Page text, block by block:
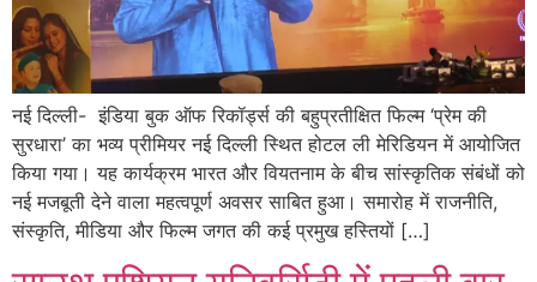
नई दिल्ली- इंडिया बुक ऑफ रिकॉर्ड्स की बहुप्रतीक्षित फिल्म ‘प्रेम की
सुरधारा’ का भव्य प्रीमियर नई दिल्ली स्थित होटल ली मेरिडियन में आयोजित
किया गया। यह कार्यक्रम भारत और वियतनाम के बीच सांस्कृतिक संबंधों को
नई मजबूती देने वाला महत्वपूर्ण अवसर साबित हुआ। समारोह में राजनीति,
संस्कृति, मीडिया और फिल्म जगत की कई प्रमुख हस्तियों […]